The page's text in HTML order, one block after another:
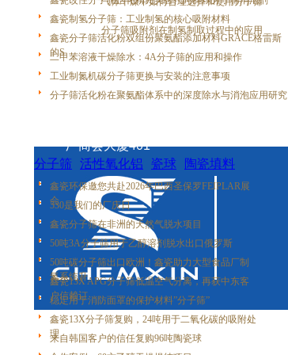
分子筛吸附剂在制氢制取过程中的应用
鑫瓷制氢分子筛：工业制氢的核心吸附材料
鑫瓷分子筛活化粉双组份聚氨酯添加材料GRACE格雷斯
的S
二甲苯溶液干燥除水：4A分子筛的应用和操作
工业制氮机碳分子筛更换与安装的注意事项
分子筛活化粉在聚氨酯体系中的深度除水与消泡应用研究
厂商会大厦401
分子筛 活性氧化铝 瓷球
陶瓷填料
金属填料 塑料填料
鑫瓷环保邀您共赴2026年巴西圣保罗FEIPLAR展
会
530是我们的厂庆日
鑫瓷分子筛在非洲的天然气脱水项目
50吨3A分子筛用于乙醇溶剂脱水出口俄罗斯
50吨碳分子筛出口欧洲！鑫瓷助力大型食品厂制
氮系统升
鑫瓷13X APG分子筛低温空气分离，再获中东客
户信赖订
稳定用于消防面罩的保护材料”分子筛”
鑫瓷13X分子筛复购，24吨用于二氧化碳的吸附处
理
来自韩国客户的信任复购96吨陶瓷球